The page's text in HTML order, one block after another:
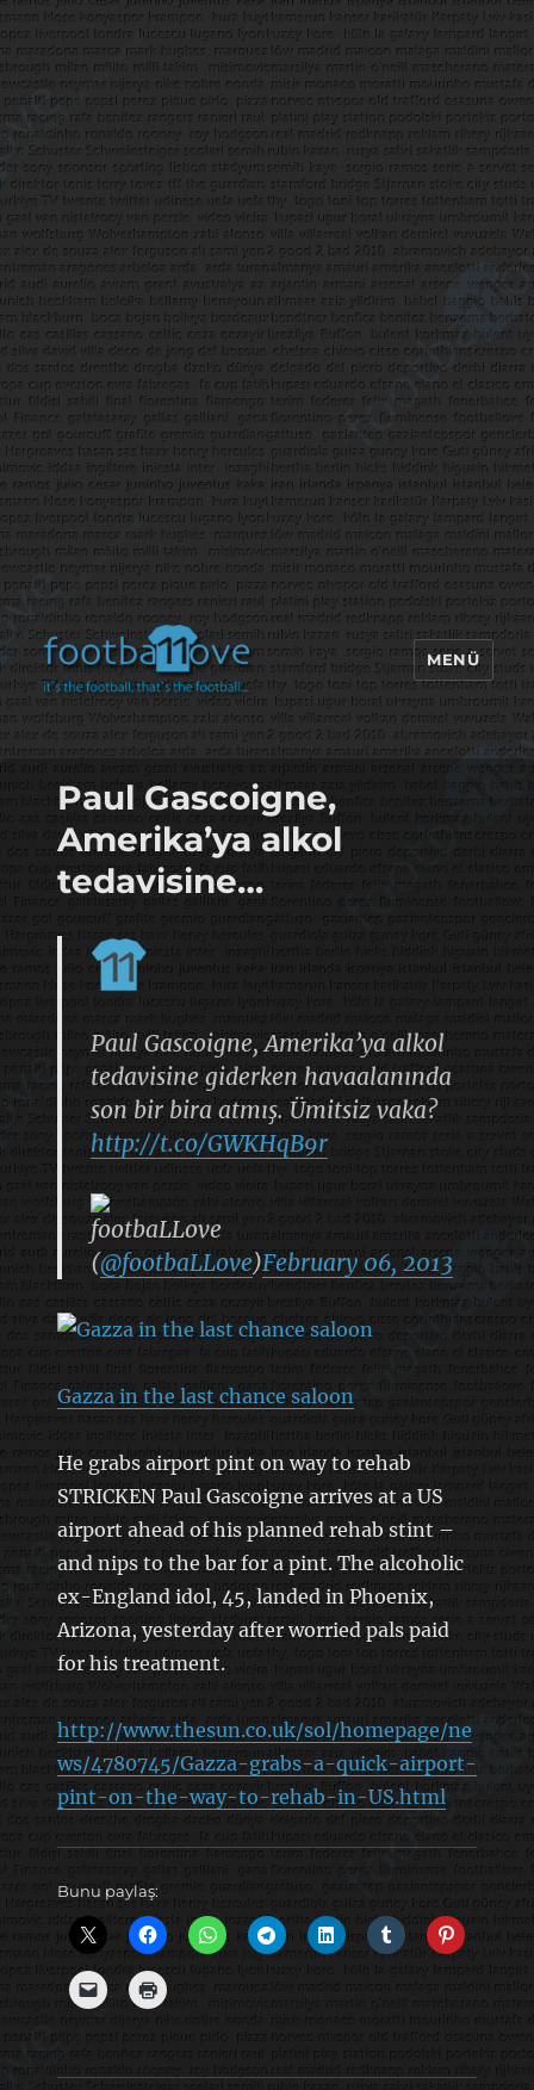
footbaLLove
MENÜ
Paul Gascoigne,
Amerika’ya alkol
tedavisine…
Paul Gascoigne, Amerika’ya alkol
tedavisine giderken havaalanında
son bir bira atmış. Ümitsiz vaka?
http://t.co/GWKHqB9r
footbaLLove
(@footbaLLove)February 06, 2013
Gazza in the last chance saloon
He grabs airport pint on way to rehab
STRICKEN Paul Gascoigne arrives at a US
airport ahead of his planned rehab stint –
and nips to the bar for a pint. The alcoholic
ex-England idol, 45, landed in Phoenix,
Arizona, yesterday after worried pals paid
for his treatment.
http://www.thesun.co.uk/sol/homepage/ne
ws/4780745/Gazza-grabs-a-quick-airport-
pint-on-the-way-to-rehab-in-US.html
Bunu paylaş: